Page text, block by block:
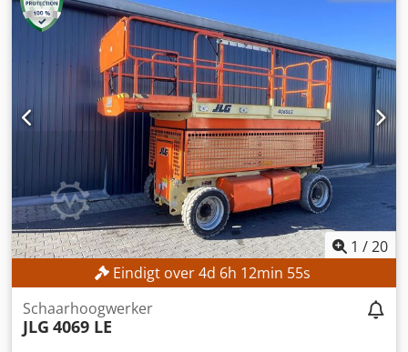
bouten st42 Cr/Mdn 4 Klemkracht max 350 bar oliepressie
Rotatie max 190 bar oliepressie Gewicht: 860 kg Opening:
1800 mm Dodpfx Acow Hf Ugj Uock Breedte: 800 mm
1 /20
Eindigt over4d 6h 12min 53s
Schaarhoogwerker
JLG 4069 LE